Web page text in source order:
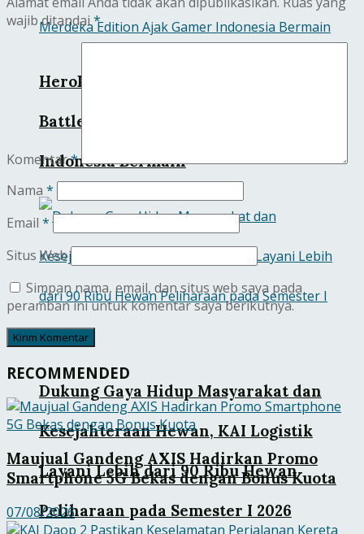
HeroPlay Luncurkan Fruit Ninja City
Battle Merdeka Edition Ajak Gamer
Indonesia Bermain
Dukung Gaya Hidup Masyarakat dan
Kesejahteraan Hewan, KAI Logistik
Layani Lebih dari 90 Ribu Hewan
Peliharaan pada Semester I 2026
wajib ditandai*
Komentar*
Nama *
Email *
Situs Web
Simpan nama, email, dan situs web saya pada
peramban ini untuk komentar saya berikutnya.
RECOMMENDED
Maujual Gandeng AXIS Hadirkan Promo
Smartphone 5G Bekas dengan Bonus Kuota
07/08/2026